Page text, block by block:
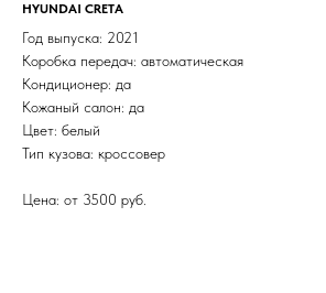
HYUNDAI CRETA
Год выпуска: 2021
Коробка передач: автоматическая
Кондиционер: да
Кожаный салон: да
Цвет: белый
Тип кузова: кроссовер
Цена: от 3500 руб.